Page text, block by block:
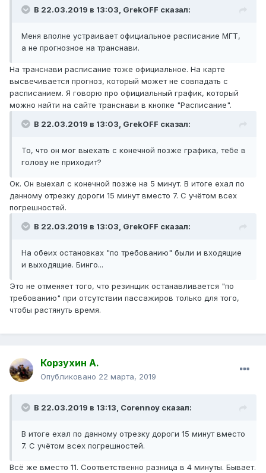
В 22.03.2019 в 13:03, GrekOFF сказал:
Меня вполне устраивает официальное расписание МГТ,
а не прогнозное на транснави.
На транснави расписание тоже официальное. На карте
высвечивается прогноз, который может не совпадать с
расписанием. Я говорю про официальный график, который
можно найти на сайте транснави в кнопке "Расписание".
В 22.03.2019 в 13:03, GrekOFF сказал:
То, что он мог выехать с конечной позже графика, тебе в
голову не приходит?
Ок. Он выехал с конечной позже на 5 минут. В итоге ехал по
данному отрезку дороги 15 минут вместо 7. С учётом всех
погрешностей.
В 22.03.2019 в 13:03, GrekOFF сказал:
На обеих остановках "по требованию" были и входящие
и выходящие. Бинго...
Это не отменяет того, что резинщик останавливается "по
требованию" при отсутствии пассажиров только для того,
чтобы растянуть время.
Корзухин А.
Опубликовано 22 марта, 2019
В 22.03.2019 в 13:13, Corennoy сказал:
В итоге ехал по данному отрезку дороги 15 минут вместо
7. С учётом всех погрешностей.
Всё же вместо 11. Соответственно разница в 4 минуты. Бывает.